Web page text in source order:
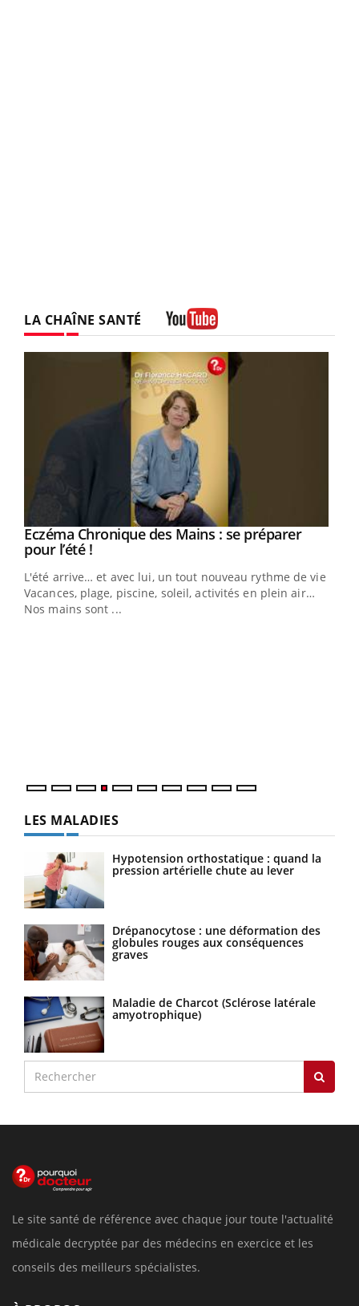
LA CHAÎNE SANTÉ
Youtube
Eczéma Chronique des Mains : se préparer
pour l’été !Youtube
L'été arrive… et avec lui, un tout nouveau rythme de vie !
Vacances, plage, piscine, soleil, activités en plein air…
Nos mains sont ...
LES MALADIES
Hypotension orthostatique : quand la
pression artérielle chute au lever
Drépanocytose : une déformation des
globules rouges aux conséquences
graves
Maladie de Charcot (Sclérose latérale
amyotrophique)
Le site santé de référence avec chaque jour toute l'actualité
médicale decryptée par des médecins en exercice et les
conseils des meilleurs spécialistes.